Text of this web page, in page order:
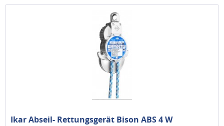
Ikar Abseil- Rettungsgerät Bison ABS 4 W